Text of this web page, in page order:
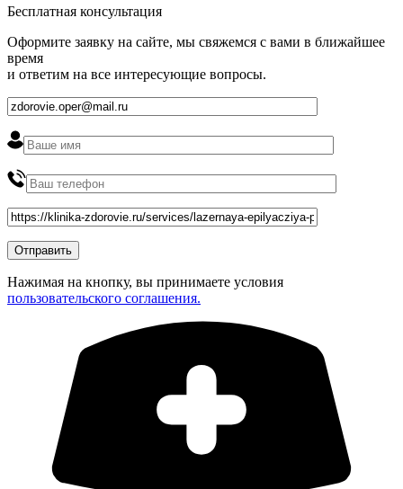
Бесплатная консультация
Оформите заявку на сайте, мы свяжемся с вами в ближайшее
время
и ответим на все интересующие вопросы.
Нажимая на кнопку, вы принимаете условия
пользовательского соглашения.